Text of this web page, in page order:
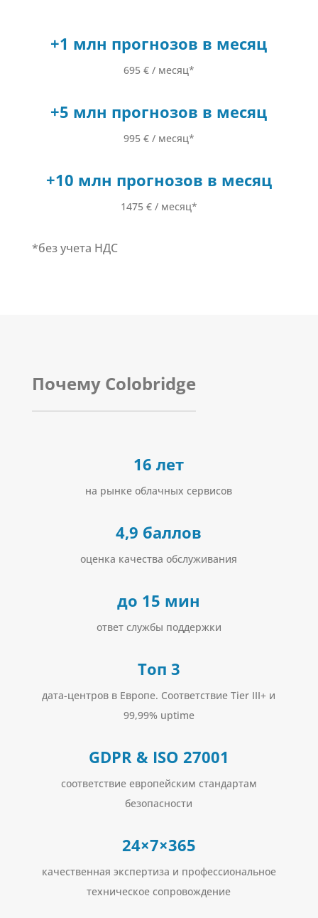
+1 млн прогнозов в месяц
695 € / месяц*
+5 млн прогнозов в месяц
995 € / месяц*
+10 млн прогнозов в месяц
1475 € / месяц*
*без учета НДС
Почему Colobridge
16 лет
на рынке облачных сервисов
4,9 баллов
оценка качества обслуживания
до 15 мин
ответ службы поддержки
Топ 3
дата-центров в Европе. Соответствие Tier III+ и
99,99% uptime
GDPR & ISO 27001
соответствие европейским стандартам
безопасности
24×7×365
качественная экспертиза и профессиональное
техническое сопровождение